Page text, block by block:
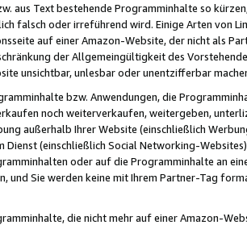
aus Text bestehende Programminhalte so
falsch oder irreführend wird. Einige Arten von
auf einer Amazon-Website, der nicht als
der Allgemeingültigkeit des
unsichtbar, unlesbar oder unentzifferbar
bzw. Anwendungen, die
noch weiterverkaufen, weitergeben,
außerhalb Ihrer Website (einschließlich
Dienst (einschließlich Social Networking-
oder auf die Programminhalte an
und Sie werden keine mit Ihrem Partner-Tag
die nicht mehr auf einer Amazon-